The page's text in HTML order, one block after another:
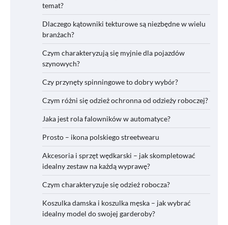
temat?
Dlaczego kątowniki tekturowe są niezbędne w wielu
branżach?
Czym charakteryzują się myjnie dla pojazdów
szynowych?
Czy przynęty spinningowe to dobry wybór?
Czym różni się odzież ochronna od odzieży roboczej?
Jaka jest rola falowników w automatyce?
Prosto – ikona polskiego streetwearu
Akcesoria i sprzęt wędkarski – jak skompletować
idealny zestaw na każdą wyprawę?
Czym charakteryzuje się odzież robocza?
Koszulka damska i koszulka męska – jak wybrać
idealny model do swojej garderoby?